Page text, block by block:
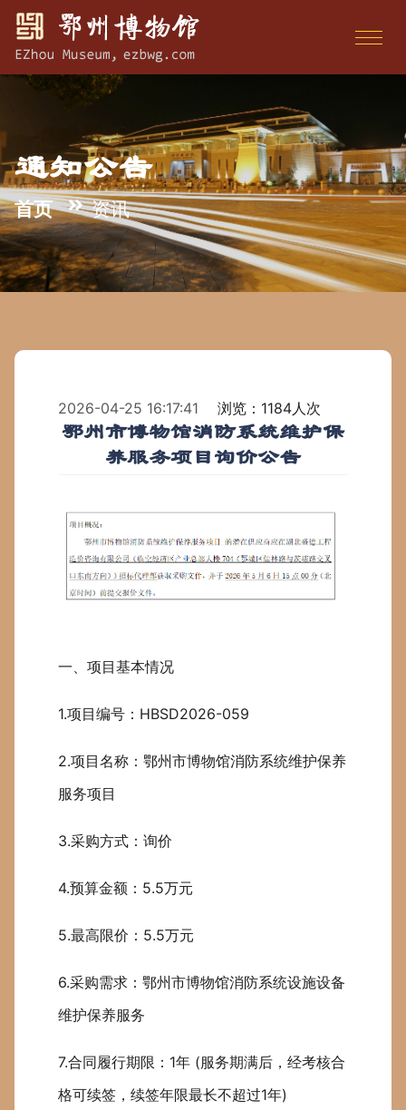
通知公告
首页 资讯
2026-04-25 16:17:41 浏览：1184人次
鄂州市博物馆消防系统维护保
养服务项目询价公告
一、项目基本情况
1.项目编号：HBSD2026-059
2.项目名称：鄂州市博物馆消防系统维护保养
服务项目
3.采购方式：询价
4.预算金额：5.5万元
5.最高限价：5.5万元
6.采购需求：鄂州市博物馆消防系统设施设备
维护保养服务
7.合同履行期限：1年 (服务期满后，经考核合
格可续签，续签年限最长不超过1年)